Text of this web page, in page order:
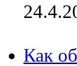
Как